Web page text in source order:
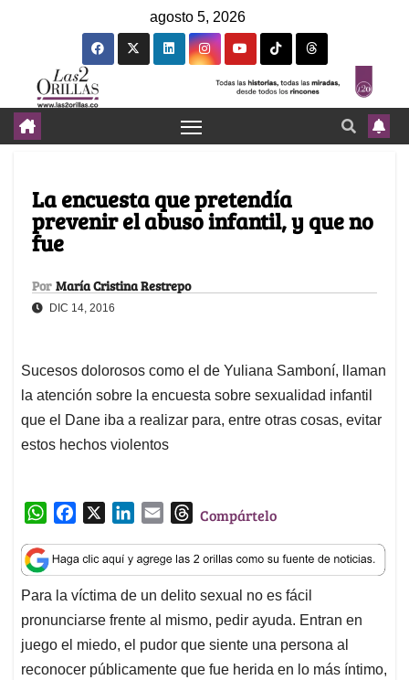
agosto 5, 2026
La encuesta que pretendía
prevenir el abuso infantil, y que no
fue
Por María Cristina Restrepo
DIC 14, 2016
Sucesos dolorosos como el de Yuliana Samboní, llaman
la atención sobre la encuesta sobre sexualidad infantil
que el Dane iba a realizar para, entre otras cosas, evitar
estos hechos violentos
W
a
t
s
A
p
p
c
e
b
o
o
k
n
k
e
d
I
n
a
i
l
T
r
e
a
d
s
Compártelo
Para la víctima de un delito sexual no es fácil
pronunciarse frente al mismo, pedir ayuda. Entran en
juego el miedo, el pudor que siente una persona al
reconocer públicamente que fue herida en lo más íntimo,